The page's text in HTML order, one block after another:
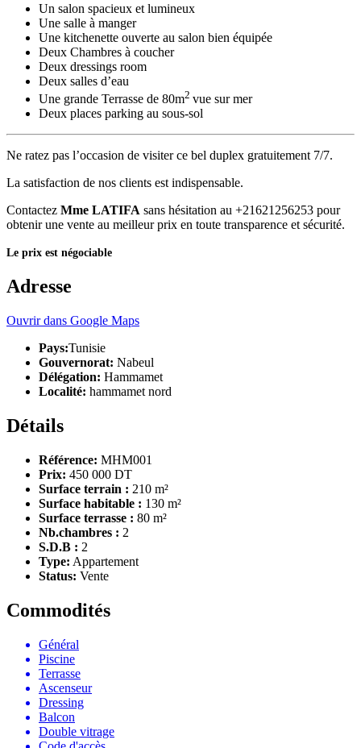
Un salon spacieux et lumineux
Une salle à manger
Une kitchenette ouverte au salon bien équipée
Deux Chambres à coucher
Deux dressings room
Deux salles d’eau
Une grande Terrasse de 80m2 vue sur mer
Deux places parking au sous-sol
Ne ratez pas l’occasion de visiter ce bel duplex gratuitement 7/7.
La satisfaction de nos clients est indispensable.
Contactez Mme LATIFA sans hésitation au +21621256253 pour
obtenir une vente au meilleur prix en toute transparence et sécurité.
Le prix est négociable
Adresse
Ouvrir dans Google Maps
Pays:Tunisie
Gouvernorat: Nabeul
Délégation: Hammamet
Localité: hammamet nord
Détails
Référence: MHM001
Prix: 450 000 DT
Surface terrain : 210 m²
Surface habitable : 130 m²
Surface terrasse : 80 m²
Nb.chambres : 2
S.D.B : 2
Type: Appartement
Status: Vente
Commodités
Général
Piscine
Terrasse
Ascenseur
Dressing
Balcon
Double vitrage